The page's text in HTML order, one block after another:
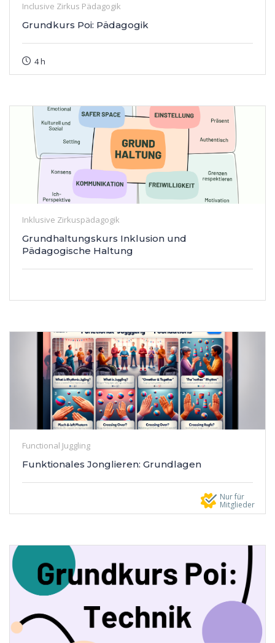
Inclusive Zirkus Pädagogik
Grundkurs Poi: Pädagogik
4 h
Inklusive Zirkuspädagogik
Grundhaltungskurs Inklusion und
Pädagogische Haltung
Functional Juggling
Funktionales Jonglieren: Grundlagen
Nur für
Mitglieder